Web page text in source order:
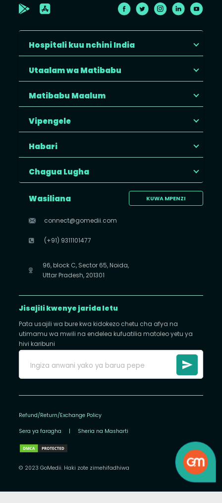
Hospitali kuu nchini India
Utaalam wa Matibabu
Matibabu Maalum
Vipengele
Habari
Chagua Lugha
KUWA MPENZI
Wasiliana
connect@gomedii.com
(+91) 9311101477
96, block C, Sector 65, Noida,
Uttar Pradesh, 201301
Jisajili kwenye jarida letu
Pata usajili wa bure kwa kidokezo chetu cha afya na
utimamu wa mwili na endelea kufuatilia matoleo yetu ya
hivi karibuni
Refund/Return/Exchange Policy
Sera ya faragha | Sheria na Masharti
© 2023 GoMedii. Haki zote zimehifadhiwa